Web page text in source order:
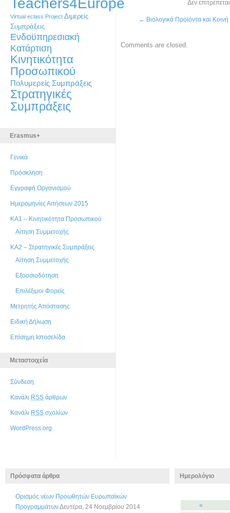
Virtual eclass Project Διμερείς
Συμπράξεις
Ενδοϋπηρεσιακή
Κατάρτιση
Κινητικότητα
Προσωπικού
Πολυμερείς Συμπράξεις
Στρατηγικές
Συμπράξεις
Erasmus+
Γενικά
Πρόσκληση
Εγγραφή Οργανισμού
Ημερομηνίες Αιτήσεων 2015
ΚΑ1 – Κινητικότητα Προσωπικού
Αίτηση Συμμετοχής
ΚΑ2 – Στρατηγικές Συμπράξεις
Αίτηση Συμμετοχής
Εξουσιοδότηση
Επιλέξιμοι Φορείς
Μετρητής Απόστασης
Ειδική Δήλωση
Επίσημη Ιστοσελίδα
Μεταστοιχεία
Σύνδεση
Κανάλι RSS άρθρων
Κανάλι RSS σχολίων
WordPress.org
Δεν
← Βιολογικά Προϊόντα και
Comments are closed.
Πρόσφατα άρθρα
Ορισμός νέων Προωθητών Ευρωπαϊκών
ΠρογραμμάτωνΔευτέρα, 24 Νοεμβρίου 2014
Ημερολόγιο
«